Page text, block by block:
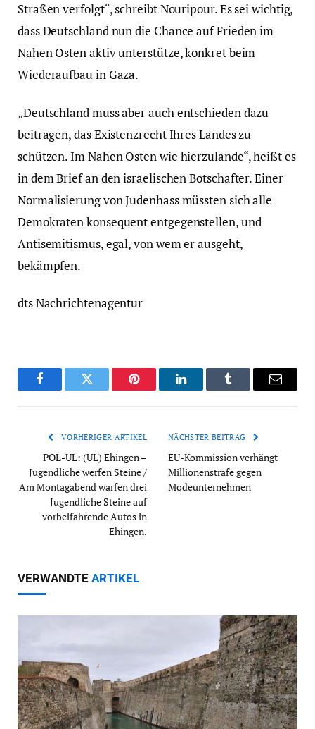
Straßen verfolgt“, schreibt Nouripour. Es sei wichtig,
dass Deutschland nun die Chance auf Frieden im
Nahen Osten aktiv unterstütze, konkret beim
Wiederaufbau in Gaza.
„Deutschland muss aber auch entschieden dazu
beitragen, das Existenzrecht Ihres Landes zu
schützen. Im Nahen Osten wie hierzulande“, heißt es
in dem Brief an den israelischen Botschafter. Einer
Normalisierung von Judenhass müssten sich alle
Demokraten konsequent entgegenstellen, und
Antisemitismus, egal, von wem er ausgeht,
bekämpfen.
dts Nachrichtenagentur
FacebookTwitter Pinterest LinkedInTumblr Email
VORHERIGER ARTIKEL
POL-UL: (UL) Ehingen –
Jugendliche werfen Steine /
Am Montagabend warfen drei
Jugendliche Steine auf
vorbeifahrende Autos in
Ehingen.
NÄCHSTER BEITRAG
EU-Kommission verhängt
Millionenstrafe gegen
Modeunternehmen
VERWANDTE ARTIKEL